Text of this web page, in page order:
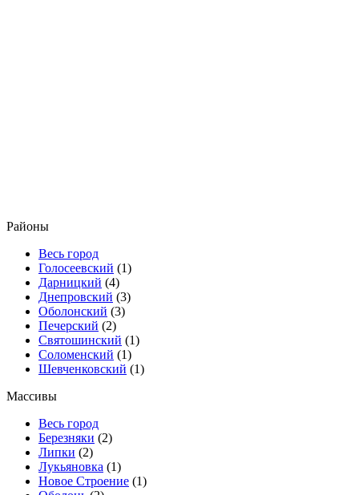
Районы
Весь город
Голосеевский (1)
Дарницкий (4)
Днепровский (3)
Оболонский (3)
Печерский (2)
Святошинский (1)
Соломенский (1)
Шевченковский (1)
Массивы
Весь город
Березняки (2)
Липки (2)
Лукьяновка (1)
Новое Строение (1)